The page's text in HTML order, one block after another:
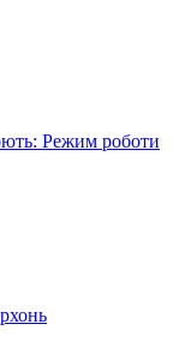
Режим роботи